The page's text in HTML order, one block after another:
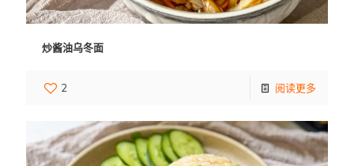
炒酱油乌冬面
2 阅读更多